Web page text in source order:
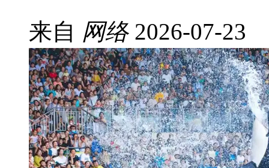
来自 网络 2026-07-23